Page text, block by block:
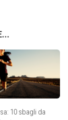
10 sbagli da